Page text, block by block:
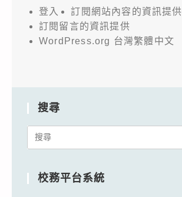
登入
訂閱網站內容的資訊提供
訂閱留言的資訊提供
WordPress.org 台灣繁體中文
搜尋
Search
校務平台系統